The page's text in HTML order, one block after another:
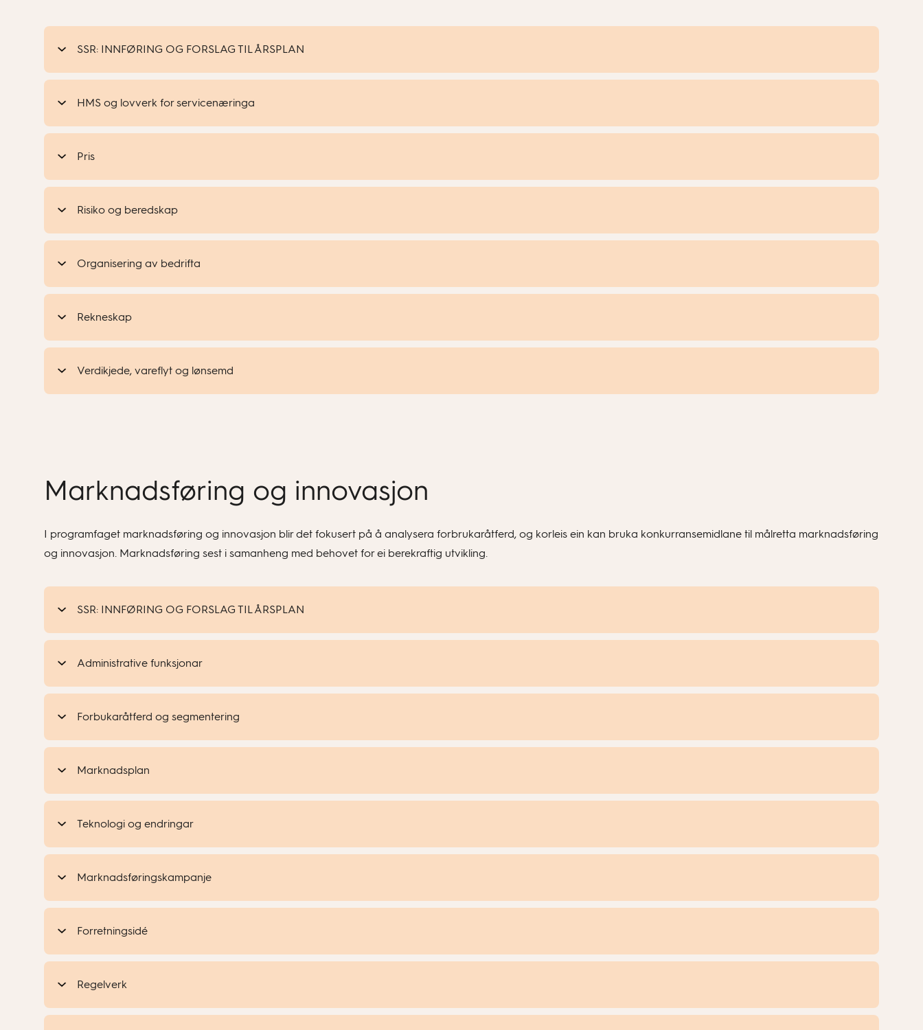
SSR: INNFØRING OG FORSLAG TIL ÅRSPLAN
HMS og lovverk for servicenæringa
Pris
Risiko og beredskap
Organisering av bedrifta
Rekneskap
Verdikjede, vareflyt og lønsemd
Marknadsføring og innovasjon
I programfaget marknadsføring og innovasjon blir det fokusert på å analysera forbrukaråtferd, og korleis ein kan bruka konkurransemidlane til målretta marknadsføring
og innovasjon. Marknadsføring sest i samanheng med behovet for ei berekraftig utvikling.
SSR: INNFØRING OG FORSLAG TIL ÅRSPLAN
Administrative funksjonar
Forbukaråtferd og segmentering
Marknadsplan
Teknologi og endringar
Marknadsføringskampanje
Forretningsidé
Regelverk